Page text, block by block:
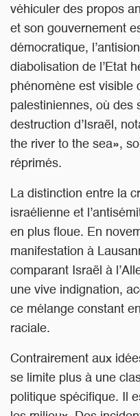
véhiculer des propos
et son gouvernement
démocratique,
diabolisation de l’Etat
phénomène est visible
palestiniennes, où des
destruction d’Israël,
the river to the sea»,
réprimés.
La distinction entre la
israélienne et
en plus floue. En
manifestation à
comparant Israël à
une vive indignation,
ce mélange constant
raciale.
Contrairement aux
se limite plus à une
politique spécifique. Il